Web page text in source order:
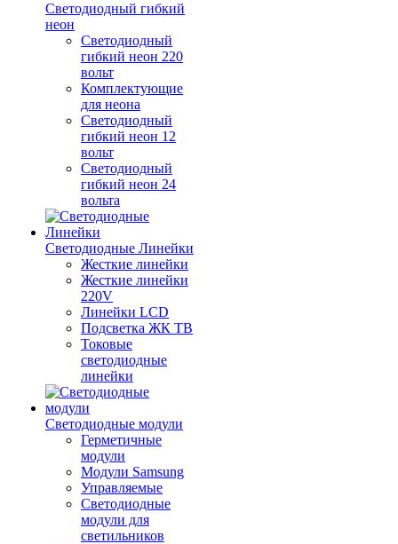
Светодиодный гибкий
неон
Светодиодный
гибкий неон 220
вольт
Комплектующие
для неона
Светодиодный
гибкий неон 12
вольт
Светодиодный
гибкий неон 24
вольта
Светодиодные Линейки
Жесткие линейки
Жесткие линейки
220V
Линейки LCD
Подсветка ЖК ТВ
Токовые
светодиодные
линейки
Светодиодные модули
Герметичные
модули
Модули Samsung
Управляемые
Светодиодные
модули для
светильников